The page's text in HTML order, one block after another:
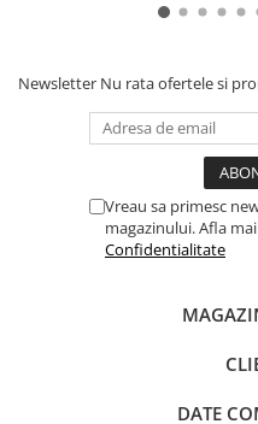
Cap minirosa
Cap orhidee phalaenopsis
Crengi decorative
Copaci si Plante
Flori artificiale la ghiveci
Newsletter Nu rata ofertele si
Vreau sa primesc
magazinului. Afla
Confidentialitate
DATE